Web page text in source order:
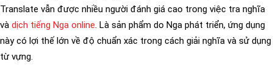
Translate vẫn được nhiều người đánh giá cao trong việc tra nghĩa
và dịch tiếng Nga online. Là sản phẩm do Nga phát triển, ứng dụng
này có lợi thế lớn về độ chuẩn xác trong cách giải nghĩa và sử dụng
từ vựng.